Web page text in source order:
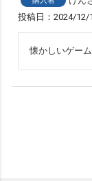
投稿日 2024/12/
懐かしいゲー